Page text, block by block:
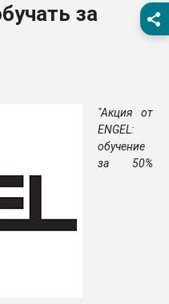
Вакуум-формовочные
ближайшее
Подмосковье, Москва
28.07.2026
ситуацией на
за
"Акция от
ENGEL:
обучение
за 50%